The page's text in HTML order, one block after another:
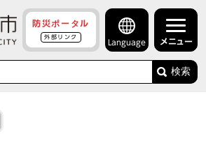
防災ポータル
外部リンク
Language メニュー
検索